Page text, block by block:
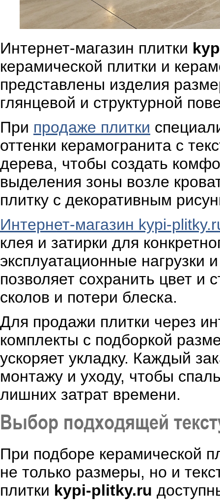
Интернет-магазин плитки
керамической плитки и
представлены изделия
глянцевой и структурной
При продаже плитки
оттенки керамогранита с
дерева, чтобы создать
выделения зоны возле
плитку с декоративным
Интернет-магазин kypi-
клея и затирки для
эксплуатационные нагрузки
позволяет сохранить цвет и
сколов и потери блеска.
Для продажи плитки через
комплекты с подборкой
ускоряет укладку. Каждый
монтажу и уходу, чтобы
лишних затрат времени.
Выбор подходящей
При подборе керамической
не только размеры, но и
плитки kypi-plitky.ru